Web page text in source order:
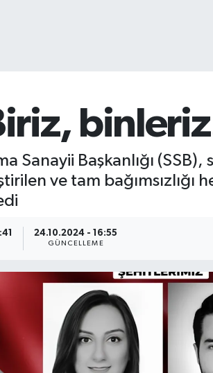
Sanayii Başkanlığı
ve tam bağımsızlığı
24.10.2024 - 16:55
GÜNCELLEME